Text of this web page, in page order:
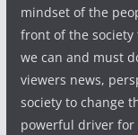
mindset of the
front of the society
we can and must
viewers news,
society to change
powerful driver